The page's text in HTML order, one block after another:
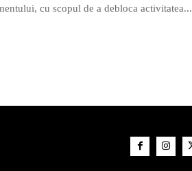
cu scopul de a debloca activitatea...